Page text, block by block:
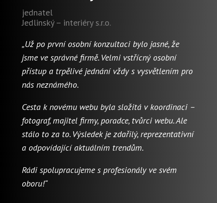
jednatel
Jedlinský – interiéry s.r.o.
„Už po první osobní konzultaci bylo jasné, že
jsme ve správné firmě. Velmi vstřícný osobní
přístup a trpělivé jednání vždy s vysvětlením pro
nás neznámého.
Cesta k novému webu byla složitá v koordinaci –
fotograf, majitel firmy, poradce, tvůrci webu. Ale
stálo to za to. Výsledek je zdařilý, reprezentativní
a odpovídající aktuálním trendům.
Rádi spolupracujeme s profesionály ve svém
oboru!“